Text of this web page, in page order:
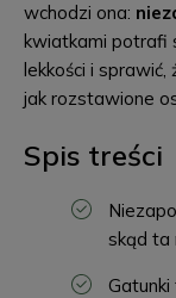
wchodzi ona:
kwiatkami potrafi
lekkości i sprawić,
jak rozstawione
Spis treści
skąd ta